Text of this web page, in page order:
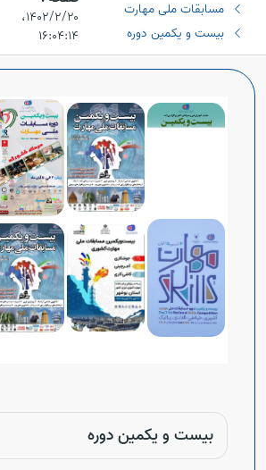
Open
Open
Open
Open
مسابقات ملی مهارت
بیست و یکمین دوره
۱۴۰۲/۲/۲۰،‏
۱۶:۰۴:۱۴
بیست و یکمین دوره